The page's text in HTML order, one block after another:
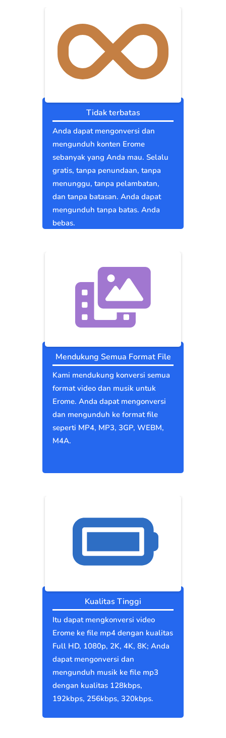
Tidak terbatas
Anda dapat mengonversi dan
mengunduh konten Erome
sebanyak yang Anda mau. Selalu
gratis, tanpa penundaan, tanpa
menunggu, tanpa pelambatan,
dan tanpa batasan. Anda dapat
mengunduh tanpa batas. Anda
bebas.
Mendukung Semua Format File
Kami mendukung konversi semua
format video dan musik untuk
Erome. Anda dapat mengonversi
dan mengunduh ke format file
seperti MP4, MP3, 3GP, WEBM,
M4A.
Kualitas Tinggi
Itu dapat mengkonversi video
Erome ke file mp4 dengan kualitas
Full HD, 1080p, 2K, 4K, 8K; Anda
dapat mengonversi dan
mengunduh musik ke file mp3
dengan kualitas 128kbps,
192kbps, 256kbps, 320kbps.